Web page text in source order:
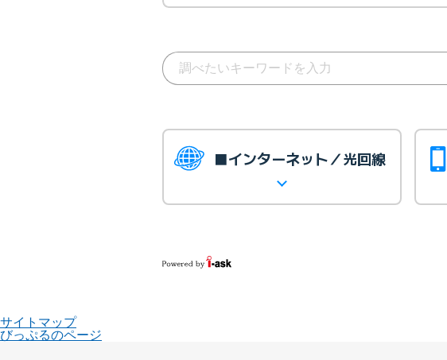
■インターネット／光回線
サイトマップ
びっぷるのページ